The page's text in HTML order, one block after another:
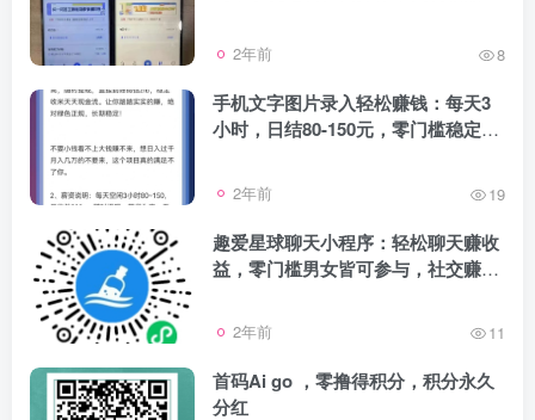
2年前 8
手机文字图片录入轻松赚钱：每天3
小时，日结80-150元，零门槛稳定收
2年前 19
趣爱星球聊天小程序：轻松聊天赚收
益，零门槛男女皆可参与，社交赚钱
2年前 11
首码Ai go ，零撸得积分，积分永久
分红